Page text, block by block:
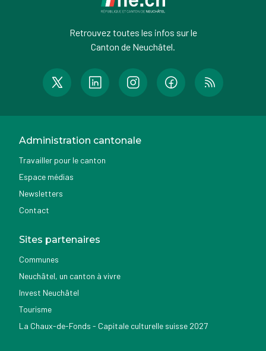
Retrouvez toutes les infos sur le
Canton de Neuchâtel.
Administration cantonale
Travailler pour le canton
Espace médias
Newsletters
Contact
Sites partenaires
Communes
Neuchâtel, un canton à vivre
Invest Neuchâtel
Tourisme
La Chaux-de-Fonds - Capitale culturelle suisse 2027